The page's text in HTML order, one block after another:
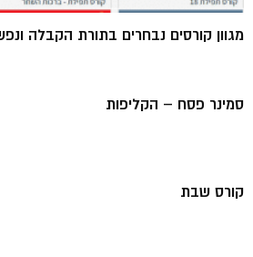
מגוון קורסים נבחרים בתורת הקבלה
סמינר פסח – הקליפות
קורס שבת